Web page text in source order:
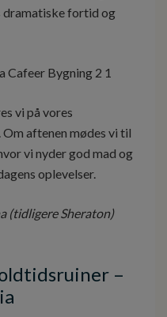
dramatiske fortid og
vi på vores
aftenen mødes vi til
vi nyder god mad og
oplevelser.
(tidligere Sheraton)
–